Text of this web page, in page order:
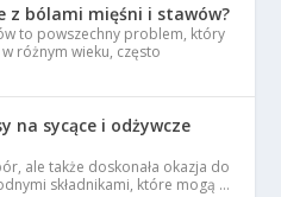
z bólami mięśni i stawów?
to powszechny problem, który
różnym wieku, często
na sycące i odżywcze
ale także doskonała okazja do
składnikami, które mogą …